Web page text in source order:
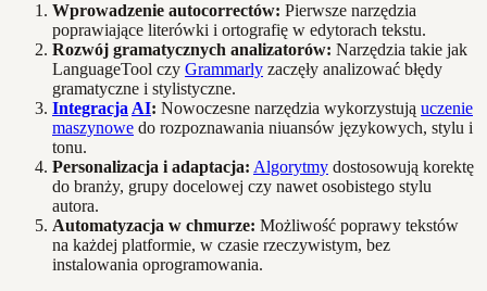
Wprowadzenie autocorrectów: Pierwsze narzędzia
poprawiające literówki i ortografię w edytorach tekstu.
Rozwój gramatycznych analizatorów: Narzędzia takie jak
LanguageTool czy Grammarly zaczęły analizować błędy
gramatyczne i stylistyczne.
Integracja AI: Nowoczesne narzędzia wykorzystują uczenie
maszynowe do rozpoznawania niuansów językowych, stylu i
tonu.
Personalizacja i adaptacja: Algorytmy dostosowują korektę
do branży, grupy docelowej czy nawet osobistego stylu
autora.
Automatyzacja w chmurze: Możliwość poprawy tekstów
na każdej platformie, w czasie rzeczywistym, bez
instalowania oprogramowania.